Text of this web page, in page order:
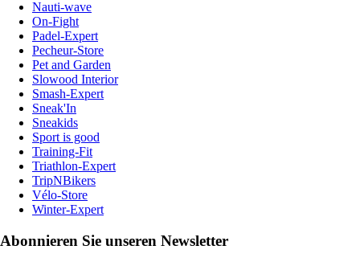
Nauti-wave
On-Fight
Padel-Expert
Pecheur-Store
Pet and Garden
Slowood Interior
Smash-Expert
Sneak'In
Sneakids
Sport is good
Training-Fit
Triathlon-Expert
TripNBikers
Vélo-Store
Winter-Expert
Abonnieren Sie unseren Newsletter